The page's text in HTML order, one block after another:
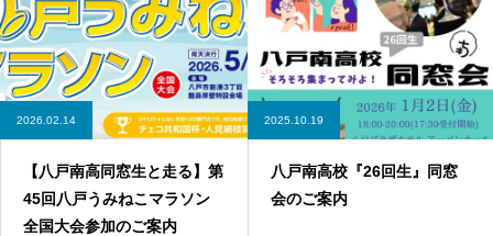
2026.02.14
【八戸南高同窓生と走る】第
45回八戸うみねこマラソン
全国大会参加のご案内
2025.10.19
八戸南高校『26回生』同窓
会のご案内